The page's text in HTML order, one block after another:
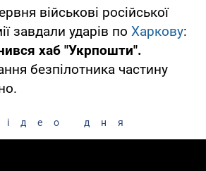
військові російської
завдали ударів по Харкову:
хаб "Укрпошти".
безпілотника частину
дня